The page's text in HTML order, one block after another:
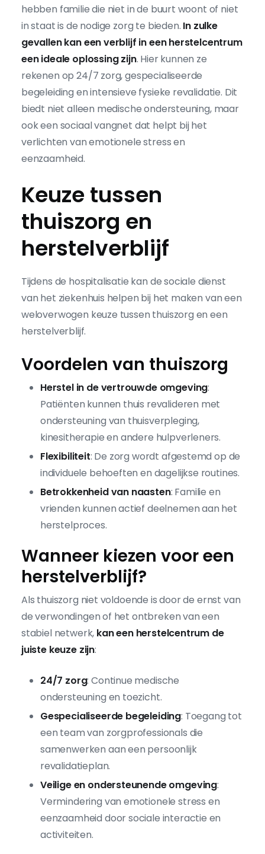
hebben familie die niet in de buurt woont of niet
in staat is de nodige zorg te bieden. In zulke
gevallen kan een verblijf in een herstelcentrum
een ideale oplossing zijn. Hier kunnen ze
rekenen op 24/7 zorg, gespecialiseerde
begeleiding en intensieve fysieke revalidatie. Dit
biedt niet alleen medische ondersteuning, maar
ook een sociaal vangnet dat helpt bij het
verlichten van emotionele stress en
eenzaamheid.
Keuze tussen
thuiszorg en
herstelverblijf
Tijdens de hospitalisatie kan de sociale dienst
van het ziekenhuis helpen bij het maken van een
weloverwogen keuze tussen thuiszorg en een
herstelverblijf.
Voordelen van thuiszorg
Herstel in de vertrouwde omgeving:
Patiënten kunnen thuis revalideren met
ondersteuning van thuisverpleging,
kinesitherapie en andere hulpverleners.
Flexibiliteit: De zorg wordt afgestemd op de
individuele behoeften en dagelijkse routines.
Betrokkenheid van naasten: Familie en
vrienden kunnen actief deelnemen aan het
herstelproces.
Wanneer kiezen voor een
herstelverblijf?
Als thuiszorg niet voldoende is door de ernst van
de verwondingen of het ontbreken van een
stabiel netwerk, kan een herstelcentrum de
juiste keuze zijn:
24/7 zorg: Continue medische
ondersteuning en toezicht.
Gespecialiseerde begeleiding: Toegang tot
een team van zorgprofessionals die
samenwerken aan een persoonlijk
revalidatieplan.
Veilige en ondersteunende omgeving:
Vermindering van emotionele stress en
eenzaamheid door sociale interactie en
activiteiten.